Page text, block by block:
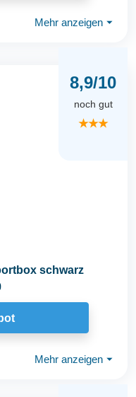
Mehr anzeigen ⏷
8,9/10
noch gut
★★★
schwarz
Mehr anzeigen ⏷